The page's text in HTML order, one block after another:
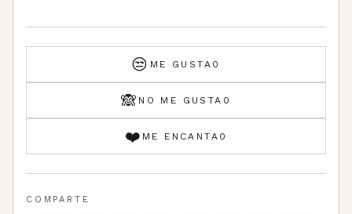
😒 ME GUSTA 0
🙈 NO ME GUSTA 0
❤️ ME ENCANTA 0
COMPARTE